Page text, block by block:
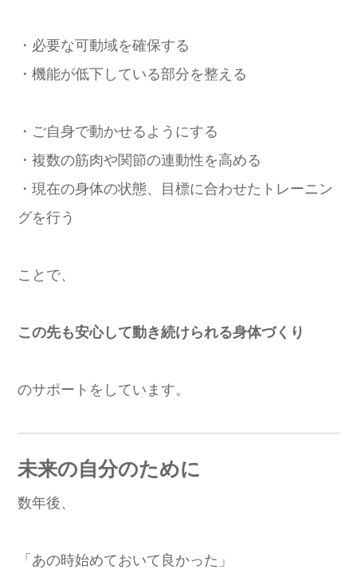
・必要な可動域を確保する
・機能が低下している部分を整える
・ご自身で動かせるようにする
・複数の筋肉や関節の連動性を高める
・現在の身体の状態、目標に合わせたトレーニン
グを行う
ことで、
この先も安心して動き続けられる身体づくり
のサポートをしています。
未来の自分のために
数年後、
「あの時始めておいて良かった」